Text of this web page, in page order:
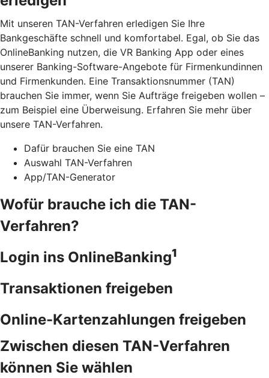
Mit unseren TAN-Verfahren erledigen Sie Ihre
Bankgeschäfte schnell und komfortabel. Egal, ob Sie das
OnlineBanking nutzen, die VR Banking App oder eines
unserer Banking-Software-Angebote für Firmenkundinnen
und Firmenkunden. Eine Transaktionsnummer (TAN)
brauchen Sie immer, wenn Sie Aufträge freigeben wollen –
zum Beispiel eine Überweisung. Erfahren Sie mehr über
unsere TAN-Verfahren.
Dafür brauchen Sie eine TAN
Auswahl TAN-Verfahren
App/TAN-Generator
Wofür brauche ich die TAN-
Verfahren?
Login ins OnlineBanking1
Transaktionen freigeben
Online-Kartenzahlungen freigeben
Zwischen diesen TAN-Verfahren
können Sie wählen